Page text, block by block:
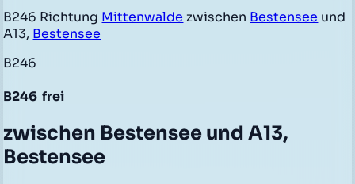
B246 Richtung Mittenwalde zwischen Bestensee und
A13, Bestensee
B246
B246 frei
zwischen Bestensee und A13,
Bestensee